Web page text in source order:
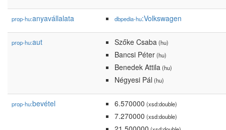
prop-hu:anyavállalata dbpedia-hu:Volkswagen
prop-hu:aut Szőke Csaba(hu)
Bancsi Péter(hu)
Benedek Attila(hu)
Négyesi Pál (hu)
prop-hu:bevétel 6.570000 (xsd:double)
7.270000 (xsd:double)